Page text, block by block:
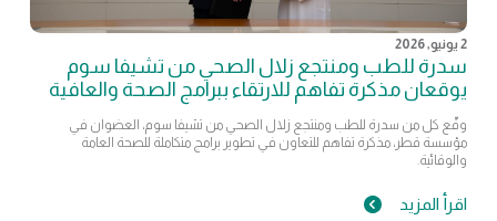
2 يونيو, 2026
سدرة للطب ومنتجع زلال الصحي من تشيفا سوم
يوقعان مذكرة تفاهم للارتقاء ببرامج الصحة والعافية
وقّع كل من سدرة للطب ومنتجع زلال الصحي من تشيفا سوم، العضوان في
مؤسسة قطر، مذكرة تفاهم للتعاون في تطوير برامج متكاملة للصحة العامة
والوقائية.
اقرأ المزيد